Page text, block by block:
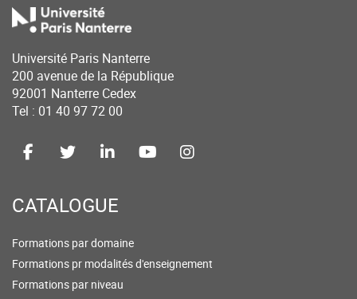
Université Paris Nanterre
200 avenue de la République
92001 Nanterre Cedex
Tel : 01 40 97 72 00
CATALOGUE
Formations par domaine
Formations pr modalités d'enseignement
Formations par niveau